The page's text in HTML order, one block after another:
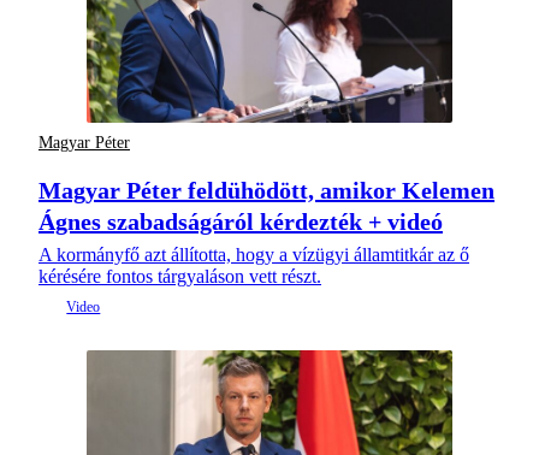
Magyar Péter
Magyar Péter feldühödött, amikor Kelemen
Ágnes szabadságáról kérdezték + videó
A kormányfő azt állította, hogy a vízügyi államtitkár az ő
kérésére fontos tárgyaláson vett részt.